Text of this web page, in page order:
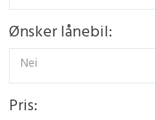
Ønsker lånebil:
Nei
Pris: